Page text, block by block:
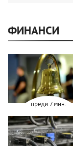
ФИНАНСИ
преди 7 мин.